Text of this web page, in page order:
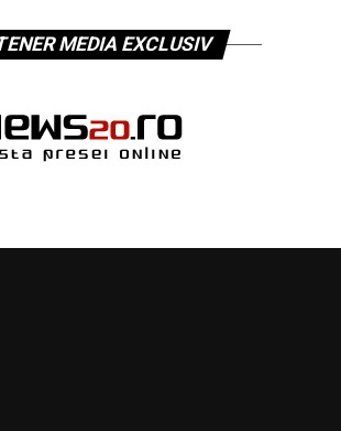
MEDIA EXCLUSIV